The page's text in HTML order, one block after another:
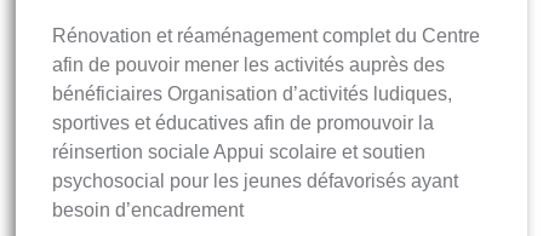
Rénovation et réaménagement complet du Centre
afin de pouvoir mener les activités auprès des
bénéficiaires Organisation d’activités ludiques,
sportives et éducatives afin de promouvoir la
réinsertion sociale Appui scolaire et soutien
psychosocial pour les jeunes défavorisés ayant
besoin d’encadrement